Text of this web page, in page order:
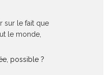
sur le fait que
le monde,
possible ?